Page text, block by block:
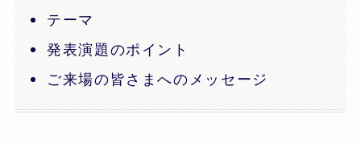
テーマ
発表演題のポイント
ご来場の皆さまへのメッセージ